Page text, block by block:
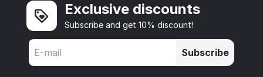
Exclusive discounts
Subscribe and get 10% discount!
Subscribe